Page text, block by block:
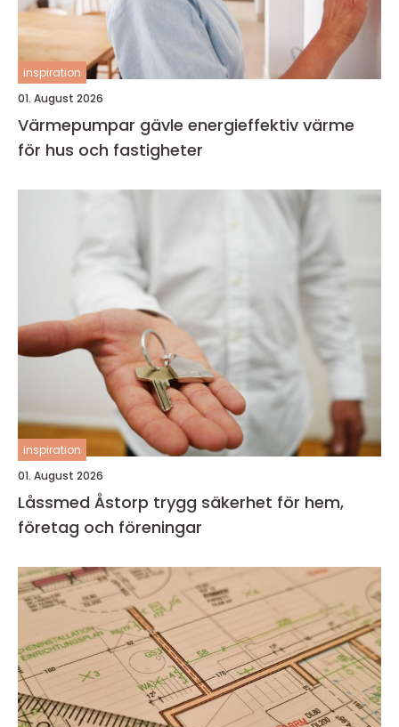
inspiration
01. August 2026
Värmepumpar gävle energieffektiv värme
för hus och fastigheter
inspiration
01. August 2026
Låssmed Åstorp trygg säkerhet för hem,
företag och föreningar